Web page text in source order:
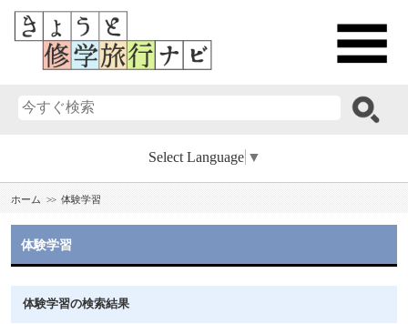
Select Language ▼
ホーム 体験学習
体験学習
体験学習の検索結果